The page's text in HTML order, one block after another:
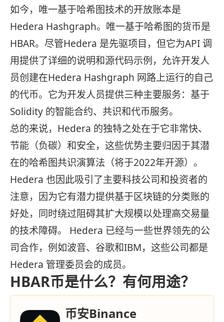
如今，唯一基于哈希图技术的开放账本是
Hedera Hashgraph。唯一基于哈希图的货币是
HBAR。尽管Hedera 是先驱项目，但它为API 调
用提供了详细的说明和源代码示例，允许开发人
员创建在Hedera Hashgraph 网路上运行的自己
的代币。它为开发人员提供三种主要服务：基于
Solidity 的智能合约、共识和代币服务。
总的来说，Hedera 的独特之处在于它非常快、
节能（负碳）和安全，这些优势主要归因于其潜
在的哈希图共识演算法（将于2022年开源）。
Hedera 也因此吸引了主要科技公司和投资者的
注意，因为它有潜力提供基于区块链的分类账的
好处，同时绕过阻碍其扩大规模以处理高交易量
的技术障碍。 Hedera 已经与一些世界领先的公
司合作，例如波音、谷歌和IBM，这些公司都是
Hedera 管理委员会的成员。
HBAR币是什么？有何用途？
币安Binance